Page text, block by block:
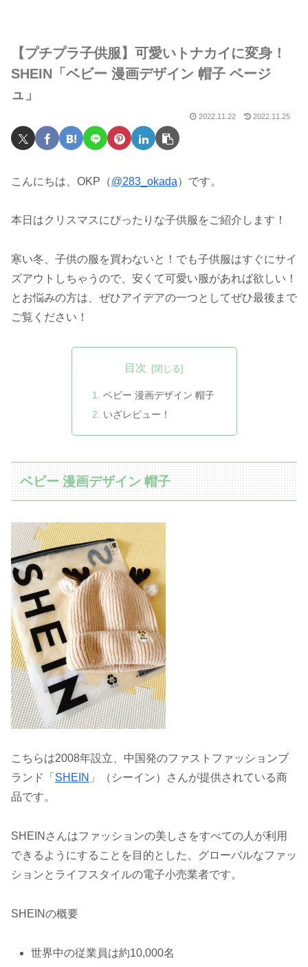
【プチプラ子供服】可愛いトナカイに変身！
SHEIN「ベビー 漫画デザイン 帽子 ベージ
ュ」
2022.11.22 2022.11.25
こんにちは、OKP（@283_okada）です。
本日はクリスマスにぴったりな子供服をご紹介します！
寒い冬、子供の服を買わないと！でも子供服はすぐにサイ
ズアウトしちゃうので、安くて可愛い服があれば欲しい！
とお悩みの方は、ぜひアイデアの一つとしてぜひ最後まで
ご覧ください！
目次
ベビー 漫画デザイン 帽子
いざレビュー！
ベビー 漫画デザイン 帽子
こちらは2008年設立、中国発のファストファッションブ
ランド「 SHEIN 」（シーイン）さんが提供されている商
品です。
SHEINさんはファッションの美しさをすべての人が利用
できるようにすることを目的とした、グローバルなファッ
ションとライフスタイルの電子小売業者です。
SHEINの概要
世界中の従業員は約10,000名